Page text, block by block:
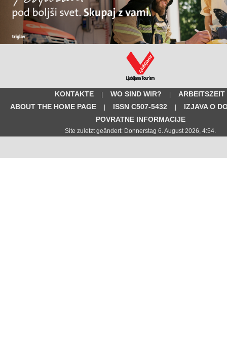
KONTAKTE WO SIND WIR?
ARBEITSZEIT
ABOUT THE HOME PAGE
ISSN C507-5432
IZJAVA O
POVRATNE INFORMACIJE
Site zuletzt geändert: Donnerstag 6. August 2026, 4:54.